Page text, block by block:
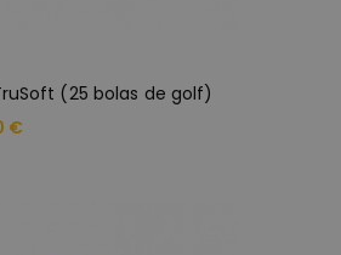
(25 bolas de golf)
€